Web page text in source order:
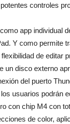
controles
app individual
Y como permite
de editar
un disco externo
del puerto
usuarios podrán
con chip M4 con
de color,